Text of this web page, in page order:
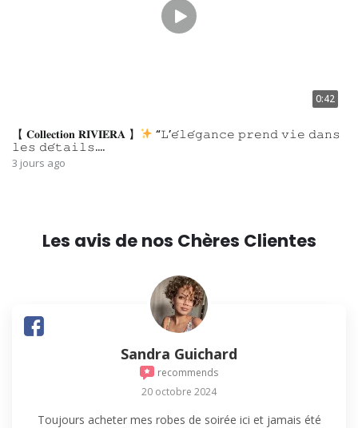
0:42
【 𝐂𝐨𝐥𝐥𝐞𝐜𝐭𝐢𝐨𝐧 𝐑𝐈𝐕𝐈𝐄𝐑𝐀 】
“𝙻’𝚎́𝚕𝚎́𝚐𝚊𝚗𝚌𝚎 𝚙𝚛𝚎𝚗𝚍 𝚟𝚒𝚎 𝚍𝚊𝚗𝚜
𝚕𝚎𝚜 𝚍𝚎́𝚝𝚊𝚒𝚕𝚜.…
3 jours ago
Les avis de nos Chères Clientes
Sandra Guichard
recommends
20 octobre 2024
Toujours acheter mes robes de soirée ici et jamais été